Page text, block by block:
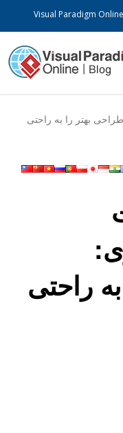
Visual Paradigm
بهتر را به راحتی
راحتی